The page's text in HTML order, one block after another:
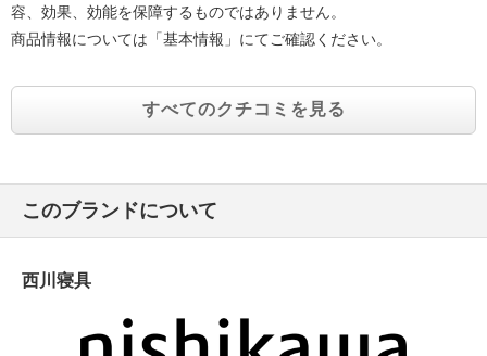
容、効果、効能を保障するものではありません。
商品情報については「基本情報」にてご確認ください。
すべてのクチコミを見る
このブランドについて
西川寝具